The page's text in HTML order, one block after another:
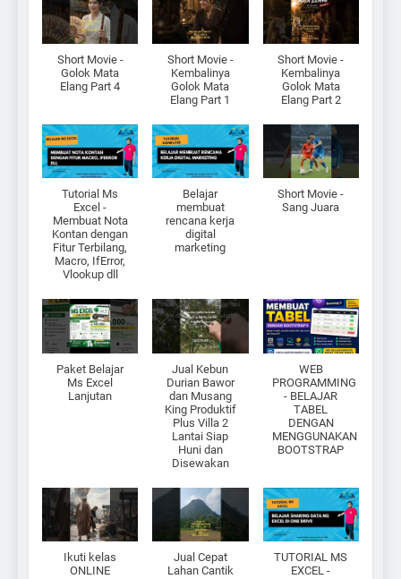
Short Movie -
Golok Mata
Elang Part 4
Short Movie -
Kembalinya
Golok Mata
Elang Part 1
Short Movie -
Kembalinya
Golok Mata
Elang Part 2
Tutorial Ms
Excel -
Membuat Nota
Kontan dengan
Fitur Terbilang,
Macro, IfError,
Vlookup dll
Belajar
membuat
rencana kerja
digital
marketing
Short Movie -
Sang Juara
Paket Belajar
Ms Excel
Lanjutan
Jual Kebun
Durian Bawor
dan Musang
King Produktif
Plus Villa 2
Lantai Siap
Huni dan
Disewakan
WEB
PROGRAMMING
- BELAJAR
TABEL
DENGAN
MENGGUNAKAN
BOOTSTRAP
Ikuti kelas
ONLINE
Jual Cepat
Lahan Cantik
TUTORIAL MS
EXCEL -